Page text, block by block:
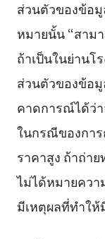
ส่วนตัวของข้อ
หมายนั้น “สาม
ถ้าเป็นในย่านโ
ส่วนตัวของข้อมู
คาดการณ์ได้ว่
ในกรณีของการ
ราคาสูง ถ้าถ่า
ไม่ได้หมายควา
มีเหตุผลที่ทำใ